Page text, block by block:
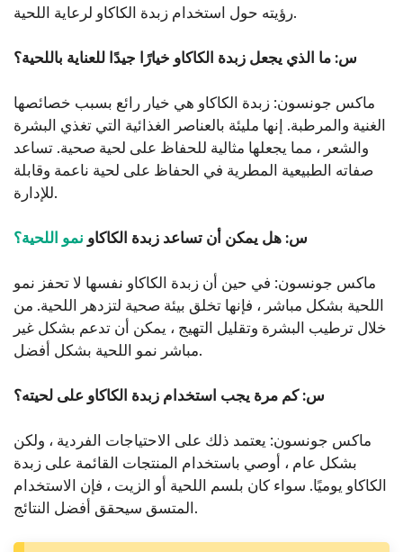
رؤيته حول استخدام زبدة الكاكاو لرعاية اللحية.
س: ما الذي يجعل زبدة الكاكاو خيارًا جيدًا للعناية باللحية؟
ماكس جونسون: زبدة الكاكاو هي خيار رائع بسبب خصائصها
الغنية والمرطبة. إنها مليئة بالعناصر الغذائية التي تغذي البشرة
والشعر ، مما يجعلها مثالية للحفاظ على لحية صحية. تساعد
صفاته الطبيعية المطرية في الحفاظ على لحية ناعمة وقابلة
للإدارة.
س: هل يمكن أن تساعد زبدة الكاكاو نمو اللحية؟
ماكس جونسون: في حين أن زبدة الكاكاو نفسها لا تحفز نمو
اللحية بشكل مباشر ، فإنها تخلق بيئة صحية لتزدهر اللحية. من
خلال ترطيب البشرة وتقليل التهيج ، يمكن أن تدعم بشكل غير
مباشر نمو اللحية بشكل أفضل.
س: كم مرة يجب استخدام زبدة الكاكاو على لحيته؟
ماكس جونسون: يعتمد ذلك على الاحتياجات الفردية ، ولكن
بشكل عام ، أوصي باستخدام المنتجات القائمة على زبدة
الكاكاو يوميًا. سواء كان بلسم اللحية أو الزيت ، فإن الاستخدام
المتسق سيحقق أفضل النتائج.